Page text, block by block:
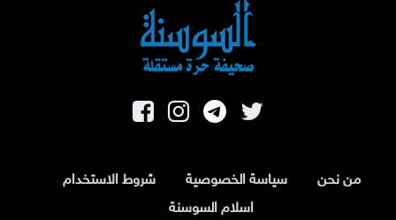
من نحن سياسة الخصوصية
شروط الاستخدام
اسلام السوسنة